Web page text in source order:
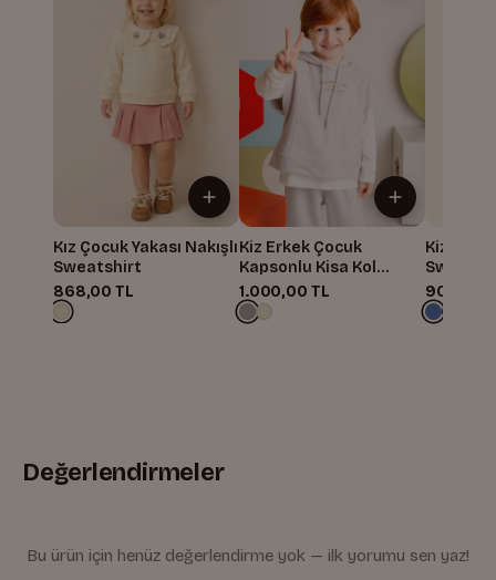
Kız Çocuk Yakası Nakışlı
Sweatshirt
868,00 TL
Kiz Erkek Çocuk
Kapsonlu Kisa Kol
Sweatshirt
1.000,00 TL
Kiz
900,00
Değerlendirmeler
Bu ürün için henüz değerlendirme yok — ilk yorumu sen yaz!